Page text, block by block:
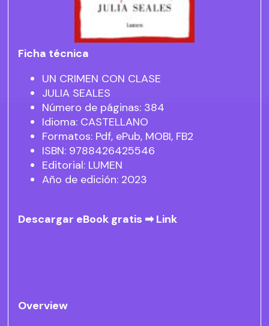
Ficha técnica
UN CRIMEN CON CLASE
JULIA SEALES
Número de páginas: 384
Idioma: CASTELLANO
Formatos: Pdf, ePub, MOBI, FB2
ISBN: 9788426425546
Editorial: LUMEN
Año de edición: 2023
Descargar eBook gratis ➡ Link
Overview